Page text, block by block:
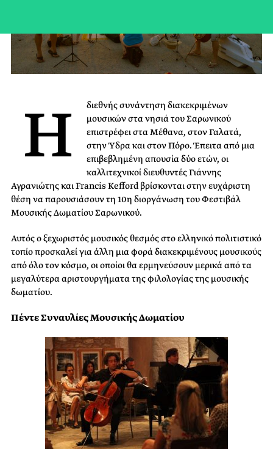
Η
διεθνής συνάντηση διακεκριμένων
μουσικών στα νησιά του Σαρωνικού
επιστρέφει στα Μέθανα, στον Γαλατά,
στην Ύδρα και στον Πόρο. Έπειτα από μια
επιβεβλημένη απουσία δύο ετών, οι
καλλιτεχνικοί διευθυντές Γιάννης
Αγρανιώτης και Francis Kefford βρίσκονται στην ευχάριστη
θέση να παρουσιάσουν τη 10η διοργάνωση του Φεστιβάλ
Μουσικής Δωματίου Σαρωνικού.
Αυτός ο ξεχωριστός μουσικός θεσμός στο ελληνικό πολιτιστικό
τοπίο προσκαλεί για άλλη μια φορά διακεκριμένους μουσικούς
από όλο τον κόσμο, οι οποίοι θα ερμηνεύσουν μερικά από τα
μεγαλύτερα αριστουργήματα της φιλολογίας της μουσικής
δωματίου.
Πέντε Συναυλίες Μουσικής Δωματίου